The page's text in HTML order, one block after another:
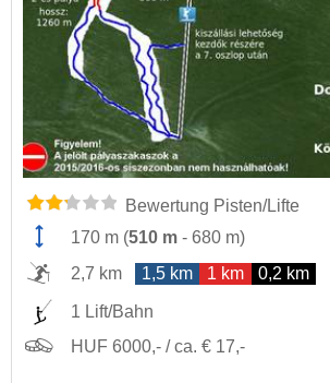
Bewertung Pisten/Lifte
170 m (510 m - 680 m)
2,7 km
1,5 km 1 km 0,2 km
1 Lift/Bahn
HUF 6000,- / ca. € 17,-